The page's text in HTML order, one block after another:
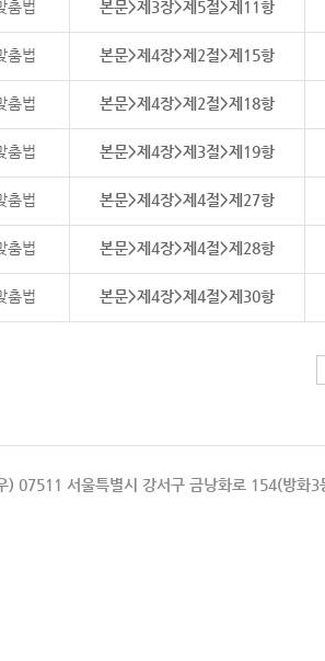
춤법 본문>제3장>제5절>제11항
춤법 본문>제4장>제2절>제15항
춤법 본문>제4장>제2절>제18항
춤법 본문>제4장>제3절>제19항
춤법 본문>제4장>제4절>제27항
춤법 본문>제4장>제4절>제28항
춤법 본문>제4장>제4절>제30항
) 07511 서울특별시 강서구 금낭화로 154(방화3